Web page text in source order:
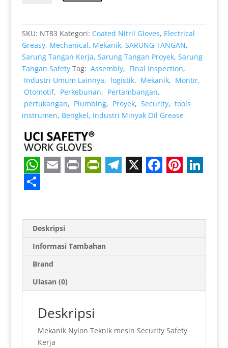
Safety
SKU: NT83 Kategori: Coated Nitril Gloves, Electrical
Greasy, Mechanical, Mekanik, SARUNG TANGAN,
Sarung Tangan Kerja, Sarung Tangan Proyek, Sarung
Tangan Safety Tag: Assembly, Final Inspection,
Industri Umum Lainnya, logistik, Mekanik, Montir,
Otomotif, Perkebunan, Pertambangan,
pertukangan, Plumbing, Proyek, Security, tools
instrumen, Bengkel, Industri Minyak Oil Grease
W
h
a
A
p
p
a
i
l
i
n
t
i
t
F
r
i
e
n
l
g
r
a
m
c
o
o
k
n
r
e
s
n
d
I
n
h
e
Deskripsi
Informasi Tambahan
Brand
Ulasan (0)
Deskripsi
Mekanik Nylon Teknik mesin Security Safety
Kerja